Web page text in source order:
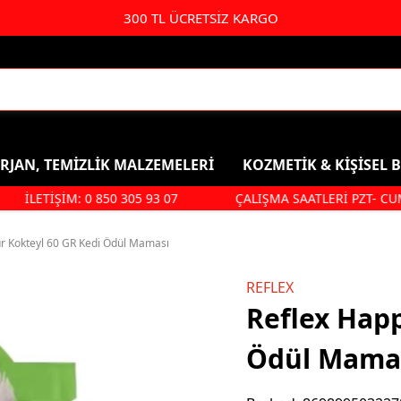
300 TL ÜCRETSİZ KARGO
Kişisel Bakım & Kozmetik
Saç Bakımı
Duş,
TEMİZLİK MALZEMELERİ KOZMETİK & KİŞİSEL
İLETİŞİM: 0 850 305 93 07 ÇALIŞMA SAATLERİ PZT-
Kokteyl 60 GR Kedi Ödül Maması
REFLEX
Reflex
Ödül